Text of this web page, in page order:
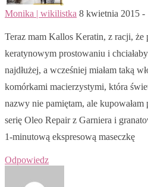
Monika | wikilistka 8 kwietnia 2015 -
Teraz mam Kallos Keratin, z racji, że
keratynowym prostowaniu i
najdłużej, a wcześniej miałam taką
komórkami macierzystymi, która
nazwy nie pamiętam, ale
serię Oleo Repair z Garniera i
1-minutową ekspresową maseczkę
Odpowiedz